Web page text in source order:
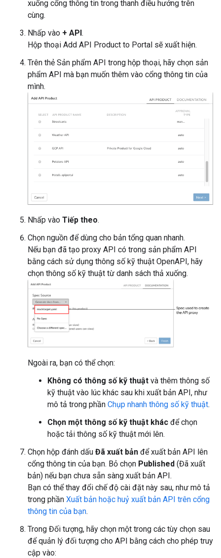
xuống cổng thông tin trong thanh điều hướng trên
cùng.
Nhấp vào + API.
Hộp thoại Add API Product to Portal sẽ xuất hiện.
Trên thẻ Sản phẩm API trong hộp thoại, hãy chọn sản
phẩm API mà bạn muốn thêm vào cổng thông tin của
mình.
Nhấp vào Tiếp theo.
Chọn nguồn để dùng cho bản tổng quan nhanh.
Nếu bạn đã tạo proxy API có trong sản phẩm API
bằng cách sử dụng thông số kỹ thuật OpenAPI, hãy
chọn thông số kỹ thuật từ danh sách thả xuống.
Ngoài ra, bạn có thể chọn:
Không có thông số kỹ thuật và thêm thông số
kỹ thuật vào lúc khác sau khi xuất bản API, như
mô tả trong phần Chụp nhanh thông số kỹ thuật.
Chọn một thông số kỹ thuật khác để chọn
hoặc tải thông số kỹ thuật mới lên.
Chọn hộp đánh dấu Đã xuất bản để xuất bản API lên
cổng thông tin của bạn. Bỏ chọn Published (Đã xuất
bản) nếu bạn chưa sẵn sàng xuất bản API.
Bạn có thể thay đổi chế độ cài đặt này sau, như mô tả
trong phần Xuất bản hoặc huỷ xuất bản API trên cổng
thông tin của bạn.
Trong Đối tượng, hãy chọn một trong các tùy chọn sau
để quản lý đối tượng cho API bằng cách cho phép truy
cập vào: